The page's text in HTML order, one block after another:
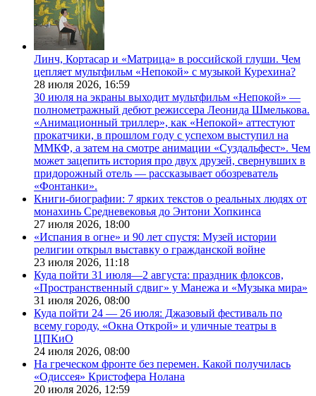
Линч, Кортасар и «Матрица» в российской глуши. Чем
цепляет мультфильм «Непокой» с музыкой Курехина?
28 июля 2026, 16:59
30 июля на экраны выходит мультфильм «Непокой» —
полнометражный дебют режиссера Леонида Шмелькова.
«Анимационный триллер», как «Непокой» аттестуют
прокатчики, в прошлом году с успехом выступил на
ММКФ, а затем на смотре анимации «Суздальфест». Чем
может зацепить история про двух друзей, свернувших в
придорожный отель — рассказывает обозреватель
«Фонтанки».
Книги-биографии: 7 ярких текстов о реальных людях от
монахинь Средневековья до Энтони Хопкинса
27 июля 2026, 18:00
«Испания в огне» и 90 лет спустя: Музей истории
религии открыл выставку о гражданской войне
23 июля 2026, 11:18
Куда пойти 31 июля—2 августа: праздник флоксов,
«Пространственный сдвиг» у Манежа и «Музыка мира»
31 июля 2026, 08:00
Куда пойти 24 — 26 июля: Джазовый фестиваль по
всему городу, «Окна Открой» и уличные театры в
ЦПКиО
24 июля 2026, 08:00
На греческом фронте без перемен. Какой получилась
«Одиссея» Кристофера Нолана
20 июля 2026, 12:59